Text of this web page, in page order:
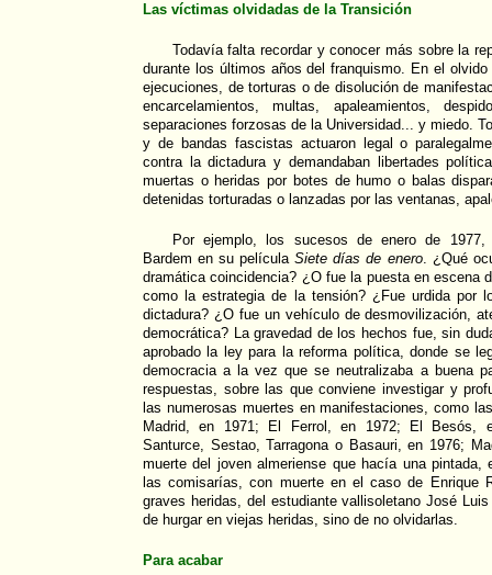
Las víctimas olvidadas de la Transición
Todavía falta recordar y conocer más sobre la
durante los últimos años del franquismo. En el
ejecuciones, de torturas o de disolución de
encarcelamientos, multas, apaleamientos,
separaciones forzosas de la Universidad... y miedo.
y de bandas fascistas actuaron legal o
contra la dictadura y demandaban libertades
muertas o heridas por botes de humo o balas
detenidas torturadas o lanzadas por las ventanas,
Por ejemplo, los sucesos de enero de 1977,
Bardem en su películaSiete días de enero. ¿Qué
dramática coincidencia? ¿O fue la puesta en escena
como la estrategia de la tensión? ¿Fue urdida por
dictadura? ¿O fue un vehículo de desmovilización,
democrática? La gravedad de los hechos fue, sin
aprobado la ley para la reforma política, donde se
democracia a la vez que se neutralizaba a buena
respuestas, sobre las que conviene investigar y
las numerosas muertes en manifestaciones, como
Madrid, en 1971; El Ferrol, en 1972; El Besós,
Santurce, Sestao, Tarragona o Basauri, en 1976;
muerte del joven almeriense que hacía una pintada,
las comisarías, con muerte en el caso de Enrique
graves heridas, del estudiante vallisoletano José
de hurgar en viejas heridas, sino de no olvidarlas.
Para acabar